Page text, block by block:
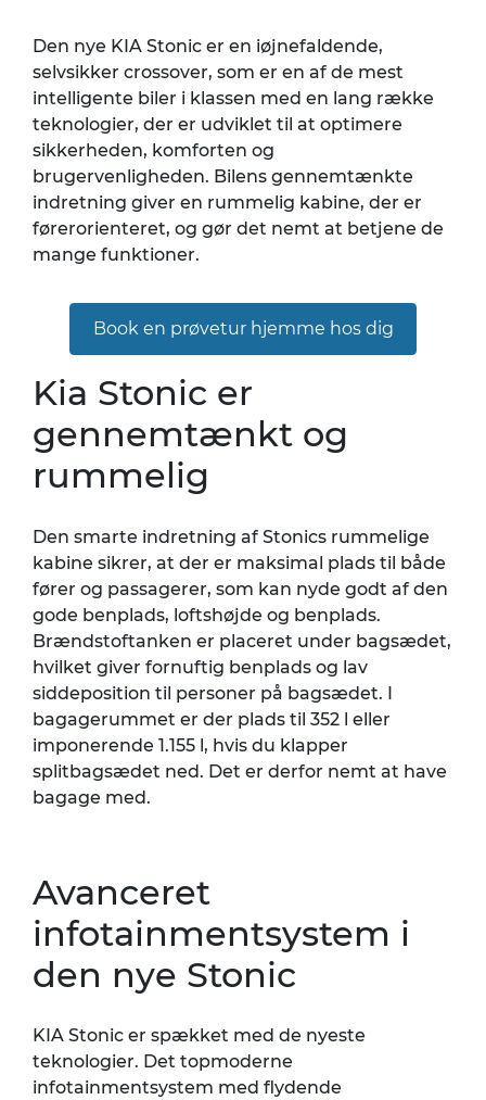
Den nye KIA Stonic er en iøjnefaldende,
selvsikker crossover, som er en af de mest
intelligente biler i klassen med en lang række
teknologier, der er udviklet til at optimere
sikkerheden, komforten og
brugervenligheden. Bilens gennemtænkte
indretning giver en rummelig kabine, der er
førerorienteret, og gør det nemt at betjene de
mange funktioner.
Book en prøvetur hjemme hos dig
Kia Stonic er
gennemtænkt og
rummelig
Den smarte indretning af Stonics rummelige
kabine sikrer, at der er maksimal plads til både
fører og passagerer, som kan nyde godt af den
gode benplads, loftshøjde og benplads.
Brændstoftanken er placeret under bagsædet,
hvilket giver fornuftig benplads og lav
siddeposition til personer på bagsædet. I
bagagerummet er der plads til 352 l eller
imponerende 1.155 l, hvis du klapper
splitbagsædet ned. Det er derfor nemt at have
bagage med.
Avanceret
infotainmentsystem i
den nye Stonic
KIA Stonic er spækket med de nyeste
teknologier. Det topmoderne
infotainmentsystem med flydende